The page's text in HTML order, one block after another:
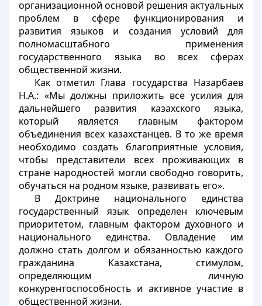
организационной основой решения актуальных
проблем в сфере функционирования и
развития языков и создания условий для
полномасштабного применения
государственного языка во всех сферах
общественной жизни.
Как отметил Глава государства Назарбаев
Н.А.: «Мы должны приложить все усилия для
дальнейшего развития казахского языка,
который является главным фактором
объединения всех казахстанцев. В то же время
необходимо создать благоприятные условия,
чтобы представители всех проживающих в
стране народностей могли свободно говорить,
обучаться на родном языке, развивать его».
В Доктрине национального единства
государственный язык определен ключевым
приоритетом, главным фактором духовного и
национального единства. Овладение им
должно стать долгом и обязанностью каждого
гражданина Казахстана, стимулом,
определяющим личную
конкурентоспособность и активное участие в
общественной жизни.